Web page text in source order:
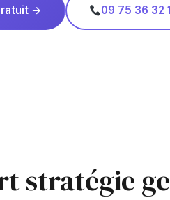
→ 09 75 36 32
stratégie